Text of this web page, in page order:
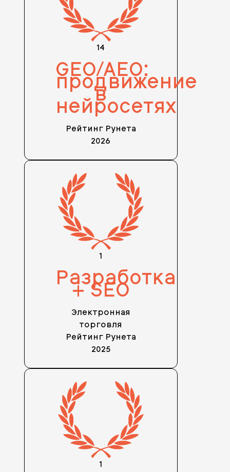
14
GEO/AEO:
продвижение
в
нейросетях
Рейтинг Рунета
2026
1
Разработка
+ SEO
Электронная
торговля
Рейтинг Рунета
2025
1